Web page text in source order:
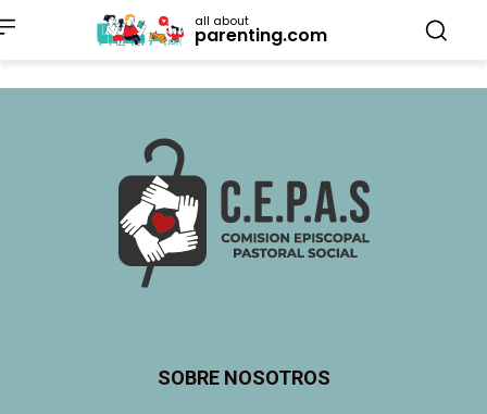
all about
parenting.com
SOBRE NOSOTROS